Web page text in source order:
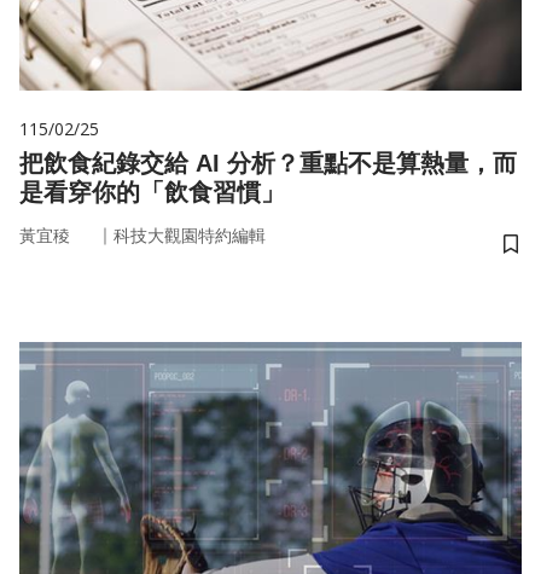
115/02/25
把飲食紀錄交給 AI 分析？重點不是算熱量，而
是看穿你的「飲食習慣」
黃宜稜 ｜ 科技大觀園特約編輯
儲